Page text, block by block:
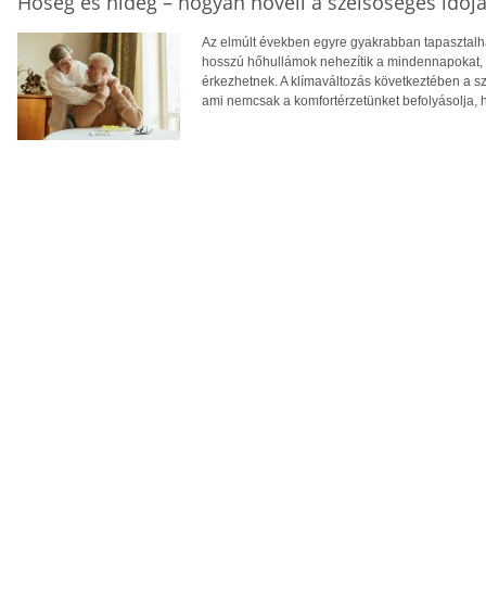
Az elmúlt években egyre gyakrabban
hosszú hőhullámok nehezítik a
érkezhetnek. A klímaváltozás következtében a
ami nemcsak a komfortérzetünket